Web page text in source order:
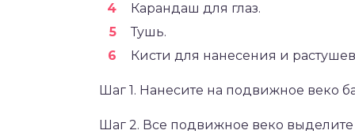
Карандаш для глаз.
Тушь.
Кисти для нанесения и
Шаг 1. Нанесите на подвижное веко
Шаг 2. Все подвижное веко